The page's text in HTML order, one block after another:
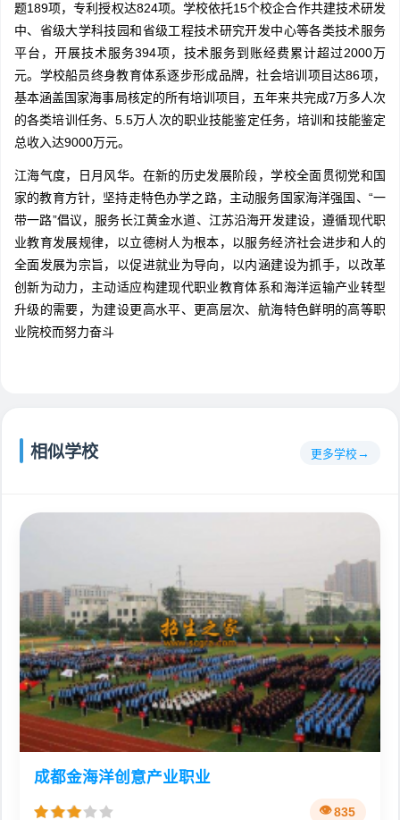
题189项，专利授权达824项。学校依托15个校企合作共建技术研发
中、省级大学科技园和省级工程技术研究开发中心等各类技术服务
平台，开展技术服务394项，技术服务到账经费累计超过2000万
元。学校船员终身教育体系逐步形成品牌，社会培训项目达86项，
基本涵盖国家海事局核定的所有培训项目，五年来共完成7万多人次
的各类培训任务、5.5万人次的职业技能鉴定任务，培训和技能鉴定
总收入达9000万元。
江海气度，日月风华。在新的历史发展阶段，学校全面贯彻党和国
家的教育方针，坚持走特色办学之路，主动服务国家海洋强国、“一
带一路”倡议，服务长江黄金水道、江苏沿海开发建设，遵循现代职
业教育发展规律，以立德树人为根本，以服务经济社会进步和人的
全面发展为宗旨，以促进就业为导向，以内涵建设为抓手，以改革
创新为动力，主动适应构建现代职业教育体系和海洋运输产业转型
升级的需要，为建设更高水平、更高层次、航海特色鲜明的高等职
业院校而努力奋斗
相似学校 更多学校
成都金海洋创意产业职业
835